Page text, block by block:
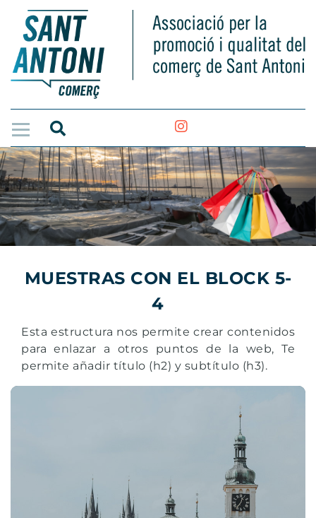
MUESTRAS CON EL BLOCK 5-
4
Esta estructura nos permite crear contenidos
para enlazar a otros puntos de la web, Te
permite añadir título (h2) y subtítulo (h3).